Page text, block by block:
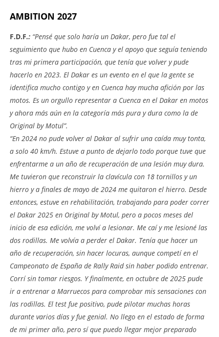
AMBITION 2027
F.D.F.: “Pensé que solo haría un Dakar, pero fue tal el
seguimiento que hubo en Cuenca y el apoyo que seguía teniendo
tras mi primera participación, que tenía que volver y pude
hacerlo en 2023. El Dakar es un evento en el que la gente se
identifica mucho contigo y en Cuenca hay mucha afición por las
motos. Es un orgullo representar a Cuenca en el Dakar en motos
y ahora más aún en la categoría más pura y dura como la de
Original by Motul”.
“En 2024 no pude volver al Dakar al sufrir una caída muy tonta,
a solo 40 km/h. Estuve a punto de dejarlo todo porque tuve que
enfrentarme a un año de recuperación de una lesión muy dura.
Me tuvieron que reconstruir la clavícula con 18 tornillos y un
hierro y a finales de mayo de 2024 me quitaron el hierro. Desde
entonces, estuve en rehabilitación, trabajando para poder correr
el Dakar 2025 en Original by Motul, pero a pocos meses del
inicio de esa edición, me volví a lesionar. Me caí y me lesioné las
dos rodillas. Me volvía a perder el Dakar. Tenía que hacer un
año de recuperación, sin hacer locuras, aunque competí en el
Campeonato de España de Rally Raid sin haber podido entrenar.
Corrí sin tomar riesgos. Y finalmente, en octubre de 2025 pude
ir a entrenar a Marruecos para comprobar mis sensaciones con
las rodillas. El test fue positivo, pude pilotar muchas horas
durante varios días y fue genial. No llego en el estado de forma
de mi primer año, pero sí que puedo llegar mejor preparado